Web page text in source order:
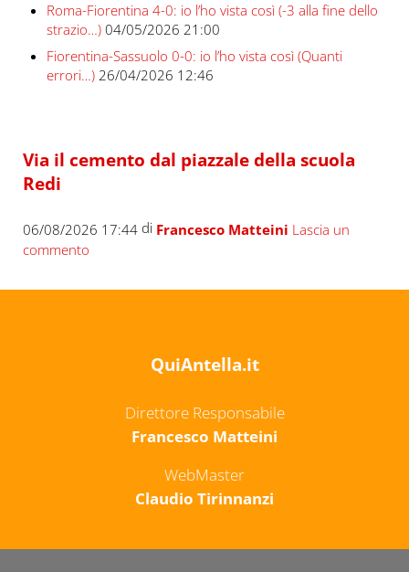
Roma-Fiorentina 4-0: io l’ho vista così (-3 alla fine dello
strazio…) 04/05/2026 21:00
Fiorentina-Sassuolo 0-0: io l’ho vista così (Quanti
errori…) 26/04/2026 12:46
Via il cemento dal piazzale della scuola
Redi
06/08/2026 17:44di Francesco Matteini Lascia un
commento
QuiAntella.it
Direttore Responsabile
Francesco Matteini
WebMaster
Claudio Tirinnanzi